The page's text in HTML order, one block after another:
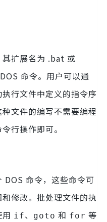
其扩展名为 .bat 或
命令。用户可以通
行文件中定义的指令序
文件的编写不需要编程
行操作即可。
DOS 命令，这些命令可
修改。批处理文件的执
if、 goto 和 for 等